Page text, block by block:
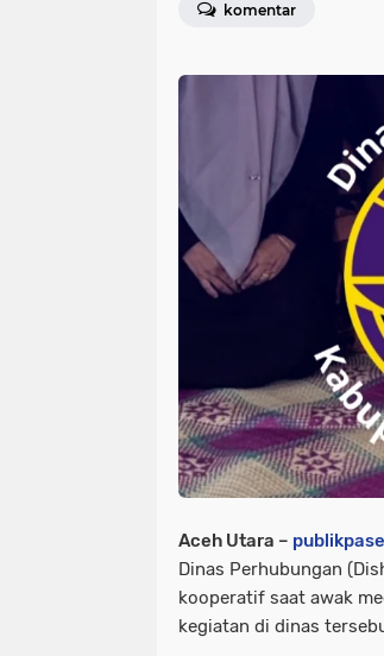
komentar
Aceh Utara –
Dinas Perhubungan
kooperatif saat awak
kegiatan di dinas